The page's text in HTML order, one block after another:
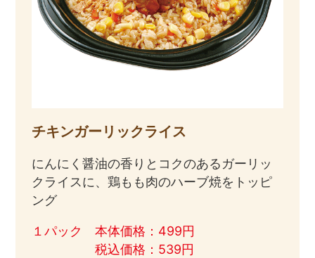
チキンガーリックライス
にんにく醤油の香りとコクのあるガーリッ
クライスに、鶏もも肉のハーブ焼をトッピ
ング
１パック 本体価格：499円
税込価格：539円